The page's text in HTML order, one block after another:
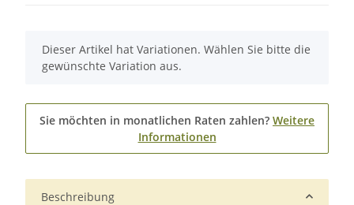
x
Dieser Artikel hat Variationen. Wählen Sie bitte die
gewünschte Variation aus.
Sie möchten in monatlichen Raten zahlen? Weitere
Informationen
Beschreibung